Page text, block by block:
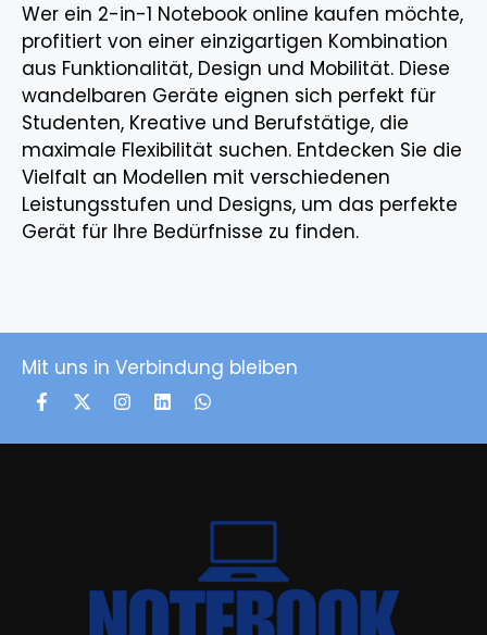
Wer ein 2-in-1 Notebook online kaufen möchte,
profitiert von einer einzigartigen Kombination
aus Funktionalität, Design und Mobilität. Diese
wandelbaren Geräte eignen sich perfekt für
Studenten, Kreative und Berufstätige, die
maximale Flexibilität suchen. Entdecken Sie die
Vielfalt an Modellen mit verschiedenen
Leistungsstufen und Designs, um das perfekte
Gerät für Ihre Bedürfnisse zu finden.
Mit uns in Verbindung bleiben